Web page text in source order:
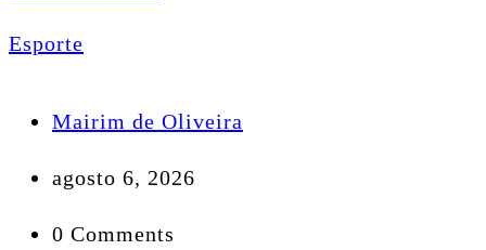
Esporte
Mairim de Oliveira
agosto 6, 2026
0 Comments